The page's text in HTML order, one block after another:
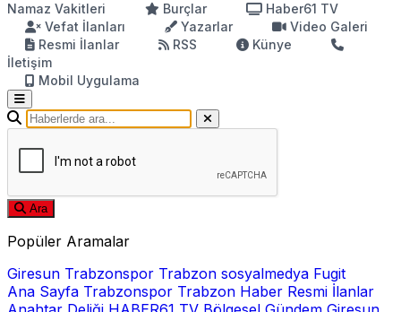
Namaz Vakitleri
Burçlar
Haber61 TV
Vefat İlanları
Yazarlar
Video Galeri
Resmi İlanlar
RSS
Künye
İletişim
Mobil Uygulama
Ara
Popüler Aramalar
Giresun Trabzonspor Trabzon sosyalmedya Fugit
Ana Sayfa Trabzonspor Trabzon Haber Resmi İlanlar